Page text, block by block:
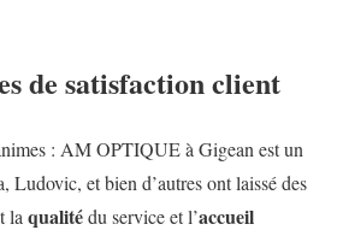
de satisfaction client
: AM OPTIQUE à Gigean est un
Ludovic, et bien d’autres ont laissé des
la qualitédu service et l’accueil